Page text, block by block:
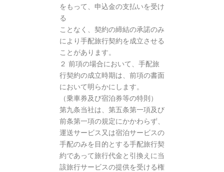
をもって、申込金の支払いを受け
る
ことなく、契約の締結の承諾のみ
により手配旅行契約を成立させる
ことがあります。
２ 前項の場合において、手配旅
行契約の成立時期は、前項の書面
において明らかにします。
（乗車券及び宿泊券等の特則）
第九条当社は、第五条第一項及び
前条第一項の規定にかかわらず、
運送サービス又は宿泊サービスの
手配のみを目的とする手配旅行契
約であって旅行代金と引換えに当
該旅行サービスの提供を受ける権